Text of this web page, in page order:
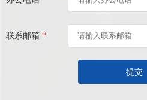
联系邮箱 *
提交